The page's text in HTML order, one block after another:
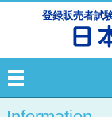
登録販売者試